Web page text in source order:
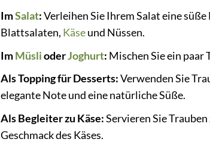
ImSalat:Verleihen Sie Ihrem Salat eine
Blattsalaten, Käseund Nüssen.
ImMüslioderJoghurt: Mischen Sie ein paar
Als Topping für Desserts:Verwenden Sie
elegante Note und eine natürliche Süße.
Als Begleiter zu Käse:Servieren Sie
Geschmack des Käses.